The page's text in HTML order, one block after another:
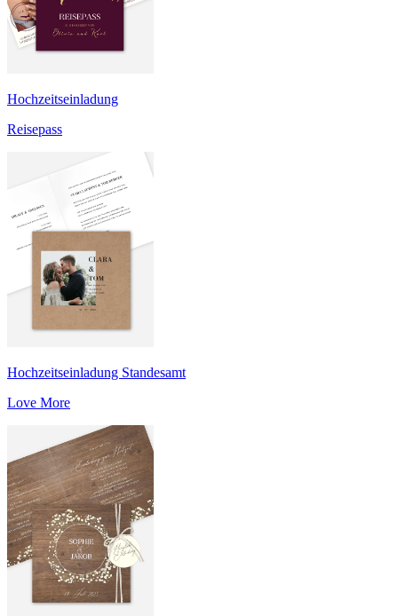
Hochzeitseinladung
Reisepass
Hochzeitseinladung Standesamt
Love More